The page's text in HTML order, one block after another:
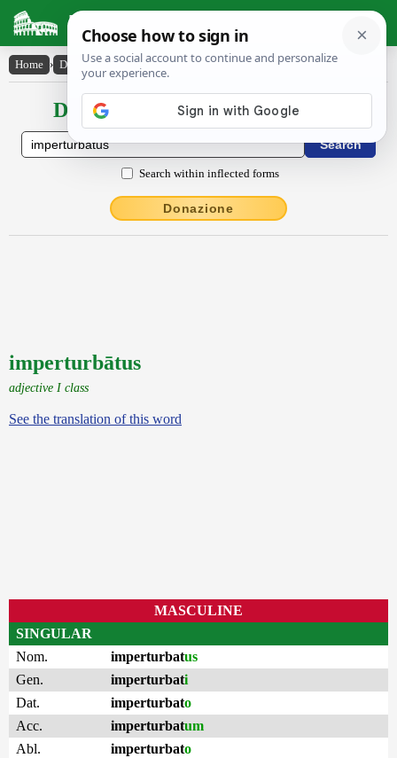
Latin Dictionary
Home › Declensions / Conjugations › imperturbātus
Declensions / Conjugations latin
Search within inflected forms
Donazione
imperturbātus
adjective I class
See the translation of this word
MASCULINE
SINGULAR
Nom.
imperturbatus
Gen.
imperturbati
Dat.
imperturbato
Acc.
imperturbatum
Abl.
imperturbato